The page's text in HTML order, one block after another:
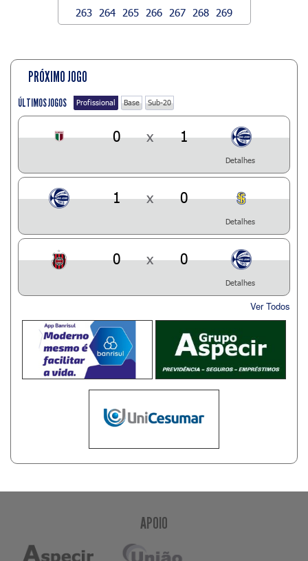
263
264 265 266 267 268 269
PRÓXIMO JOGO
ÚLTIMOS JOGOS Profissional Base Sub-20
0 x 1
Detalhes
1 x 0
Detalhes
0 x 0
Detalhes
Ver Todos
APOIO